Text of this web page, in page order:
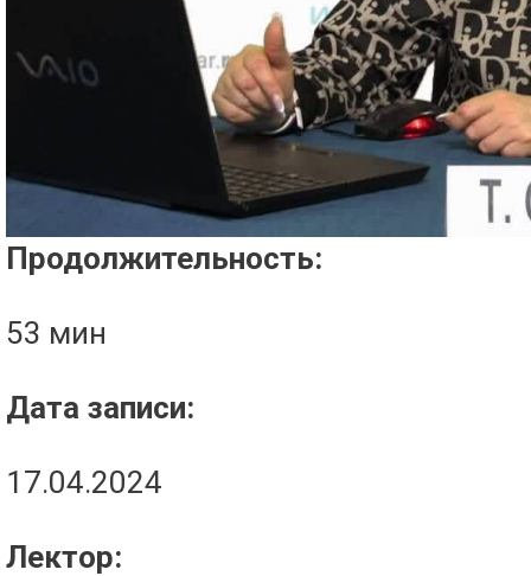
Продолжительность:
53 мин
Дата записи:
17.04.2024
Лектор: